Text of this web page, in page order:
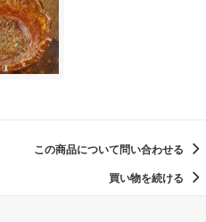
この商品について問い合わせる
買い物を続ける